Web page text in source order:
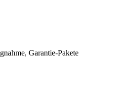
Garantie-Pakete